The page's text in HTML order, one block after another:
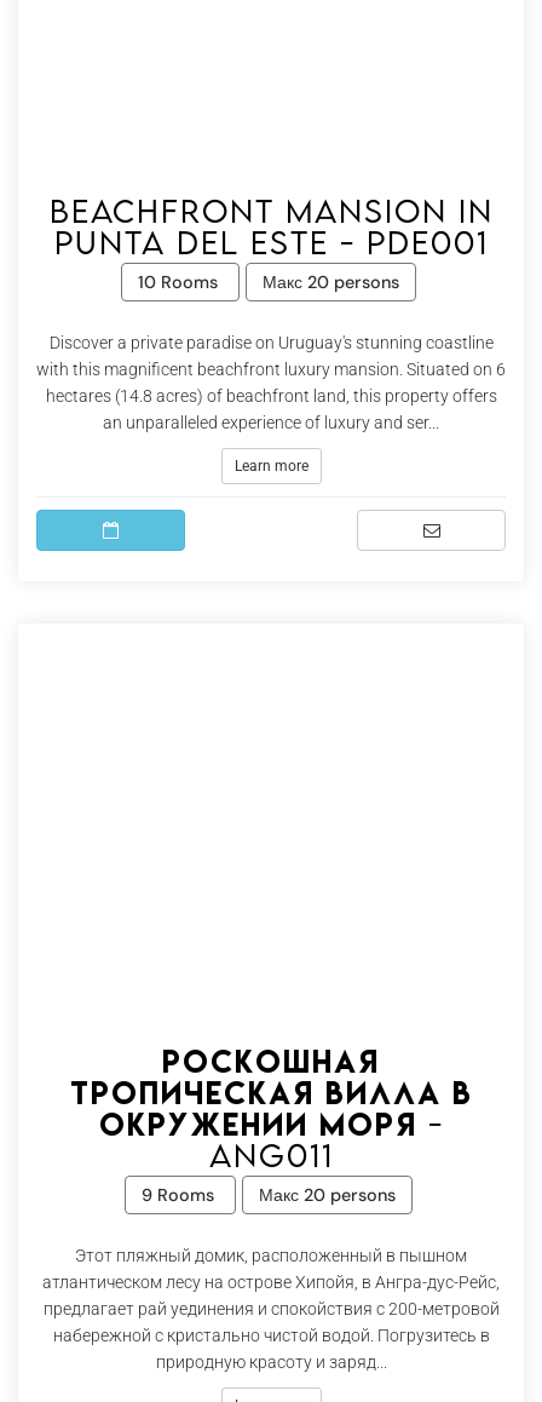
Beachfront mansion in
Punta del Este - Pde001
10 Rooms Макс 20 persons
Discover a private paradise on Uruguay's stunning coastline
with this magnificent beachfront luxury mansion. Situated on 6
hectares (14.8 acres) of beachfront land, this property offers
an unparalleled experience of luxury and ser...
Learn more
Роскошная
тропическая вилла в
окружении моря -
Ang011
9 Rooms Макс 20 persons
Этот пляжный домик, расположенный в пышном
атлантическом лесу на острове Хипойя, в Ангра-дус-Рейс,
предлагает рай уединения и спокойствия с 200-метровой
набережной с кристально чистой водой. Погрузитесь в
природную красоту и заряд...